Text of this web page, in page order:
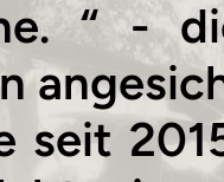
“ -
seit